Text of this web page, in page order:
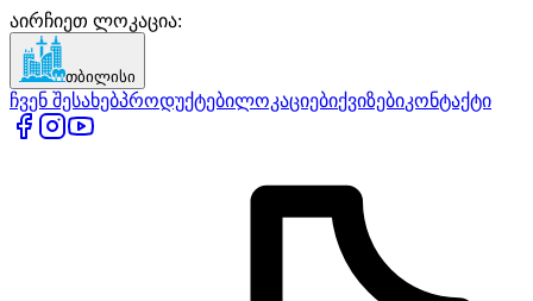
აირჩიეთ ლოკაცია:
თბილისი
ჩვენ შესახებპროდუქტებილოკაციებიქვიზებიკონტაქტი